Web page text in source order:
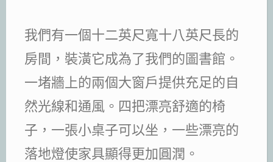
我們有一個十二英尺寬十八英尺長的
房間，裝潢它成為了我們的圖書館。
一堵牆上的兩個大窗戶提供充足的自
然光線和通風。四把漂亮舒適的椅
子，一張小桌子可以坐，一些漂亮的
落地燈使家具顯得更加圓潤。